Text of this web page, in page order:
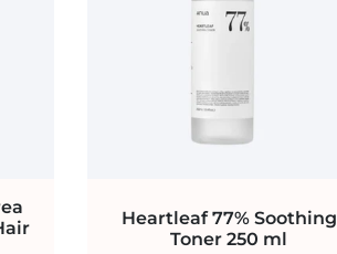
Heartleaf 77% Soothing
Toner 250 ml